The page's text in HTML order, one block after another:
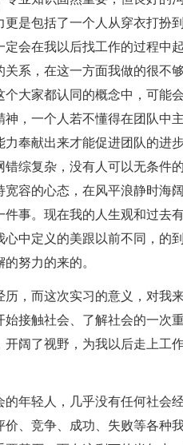
是包括了一个人从穿衣打扮
会在我以后找工作的过程中
系，在这一方面我做的很不
大家都认同的概念中，可能
，一个人若不懂得在团队中
奉献出来才能促进团队的进
综复杂，没有人可以无条件
容的心态，在风平浪静时海
事。现在我的人生观和过去
中定义的美跟以前不同，的
努力的来的。
而这次实习的意义，对我
接触社会、了解社会的一次
阔了视野，为我以后走上工
轻人，几乎没有任何社会
、竞争、成功、失败等各种